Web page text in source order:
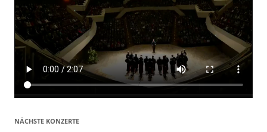
NÄCHSTE KONZERTE